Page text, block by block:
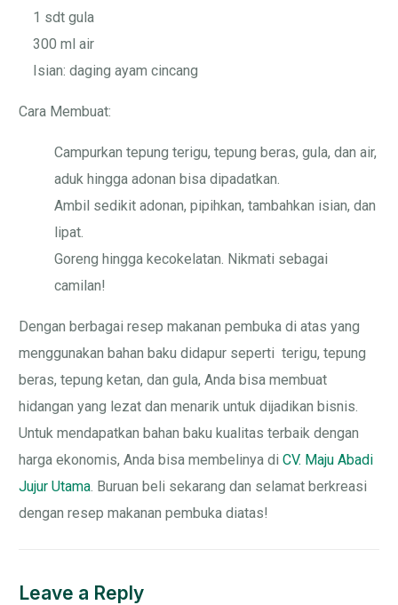
1 sdt gula
300 ml air
Isian: daging ayam cincang
Cara Membuat:
Campurkan tepung terigu, tepung beras, gula, dan air,
aduk hingga adonan bisa dipadatkan.
Ambil sedikit adonan, pipihkan, tambahkan isian, dan
lipat.
Goreng hingga kecokelatan. Nikmati sebagai
camilan!
Dengan berbagai resep makanan pembuka di atas yang
menggunakan bahan baku didapur seperti terigu, tepung
beras, tepung ketan, dan gula, Anda bisa membuat
hidangan yang lezat dan menarik untuk dijadikan bisnis.
Untuk mendapatkan bahan baku kualitas terbaik dengan
harga ekonomis, Anda bisa membelinya diCV. Maju Abadi
Jujur Utama . Buruan beli sekarang dan selamat berkreasi
dengan resep makanan pembuka diatas!
Leave a Reply